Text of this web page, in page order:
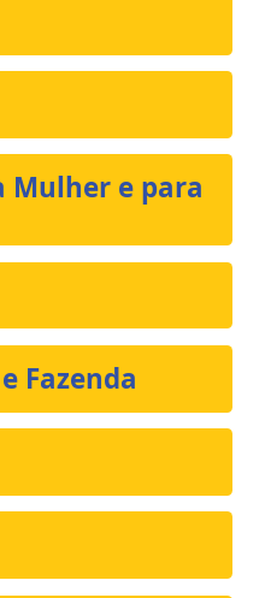
Mulher e para
Fazenda